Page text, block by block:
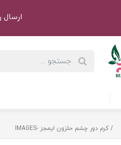
ارسال
کرم دور چشم حلزون ایمجز -IMAGES